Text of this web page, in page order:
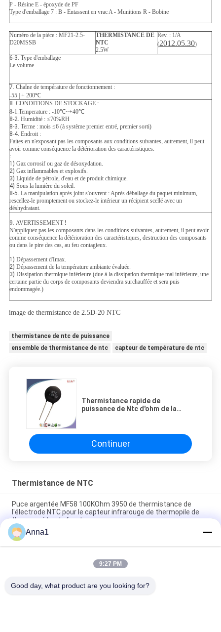
P - Résine E - époxyde de PF
Type d'emballage 7 : B - Entassent en vrac A - Munitions R - Bobine
Numéro de la pièce : MF21-2.5-
D20MSSB
THERMISTANCE DE
NTC
2.5W
Rev. : 1/A
(2012.05.30)
6-3. Type d'emballage
Le volume
7. Chaîne de température de fonctionnement :
-55 | + 200℃
8. CONDITIONS DE STOCKAGE :
8-1.Temperature : -10℃~+40℃
8-2. Humidité : ≤70%RH
8-3. Terme : mois ≤6 (à système premier entré, premier sorti)
8-4. Endroit :
Faites en n'exposant pas les composants aux conditions suivantes, autrement, il peut
avoir comme conséquence la détérioration des caractéristiques.
:
1) Gaz corrosif ou gaz de désoxydation.
2) Gaz inflammables et explosifs.
3) Liquide de pétrole, d'eau et de produit chimique.
4) Sous la lumière du soleil.
8-5. La manipulation après joint s'ouvrent : Après déballage du paquet minimum,
rescellez-le promptement ou stockez-le intérieur un récipient scellé avec un
déshydratant.
9. AVERTISSEMENT !
N'appliquez pas les composants dans les conditions suivantes, autrement, il peut avoir
comme conséquence la détérioration des caractéristiques, destruction des composants
ou dans le pire des cas, au feu contagieux.
1) Dépassement d'Imax.
2) Dépassement de la température ambiante évaluée.
3) Dissipation thermique inférieure (due à la dissipation thermique mal inférieure, une
certaine partie du corps de composants deviendra surchauffée et sera puis
endommagée.)
image de thermistance de 2.5D-20 NTC
thermistance de ntc de puissance
ensemble de thermistance de ntc
capteur de température de ntc
Thermistance rapide de
puissance de Ntc d'ohm de la
Continuer
Thermistance de NTC
Puce argentée MF58 100KOhm 3950 de thermistance de
l'électrode NTC pour le capteur infrarouge de thermopile de
thermomètre de front
Thermistance en plastique de la température de la mesure
NTC de la température de diode du paquet MF54
Thermistance en céramique MF75-0.2/70 70A 0.2Ohm B2600
Anna1
9:27 PM
Good day, what product are you looking for?